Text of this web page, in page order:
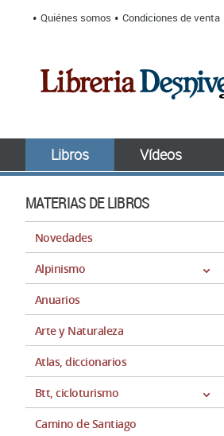
Quiénes somos Condiciones de venta
Libros Vídeos
MATERIAS DE LIBROS
Novedades
Alpinismo
Anuarios
Arte y Naturaleza
Atlas, diccionarios
Btt, cicloturismo
Camino de Santiago